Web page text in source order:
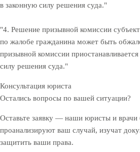
в законную силу решения суда."
"4. Решение призывной комиссии
по жалобе гражданина может быть
призывной комиссии
силу решения суда."
Консультация юриста
Остались вопросы по вашей ситуации?
Оставьте заявку — наши юристы и врачи
проанализируют ваш случай, изучат
защитить ваши права.